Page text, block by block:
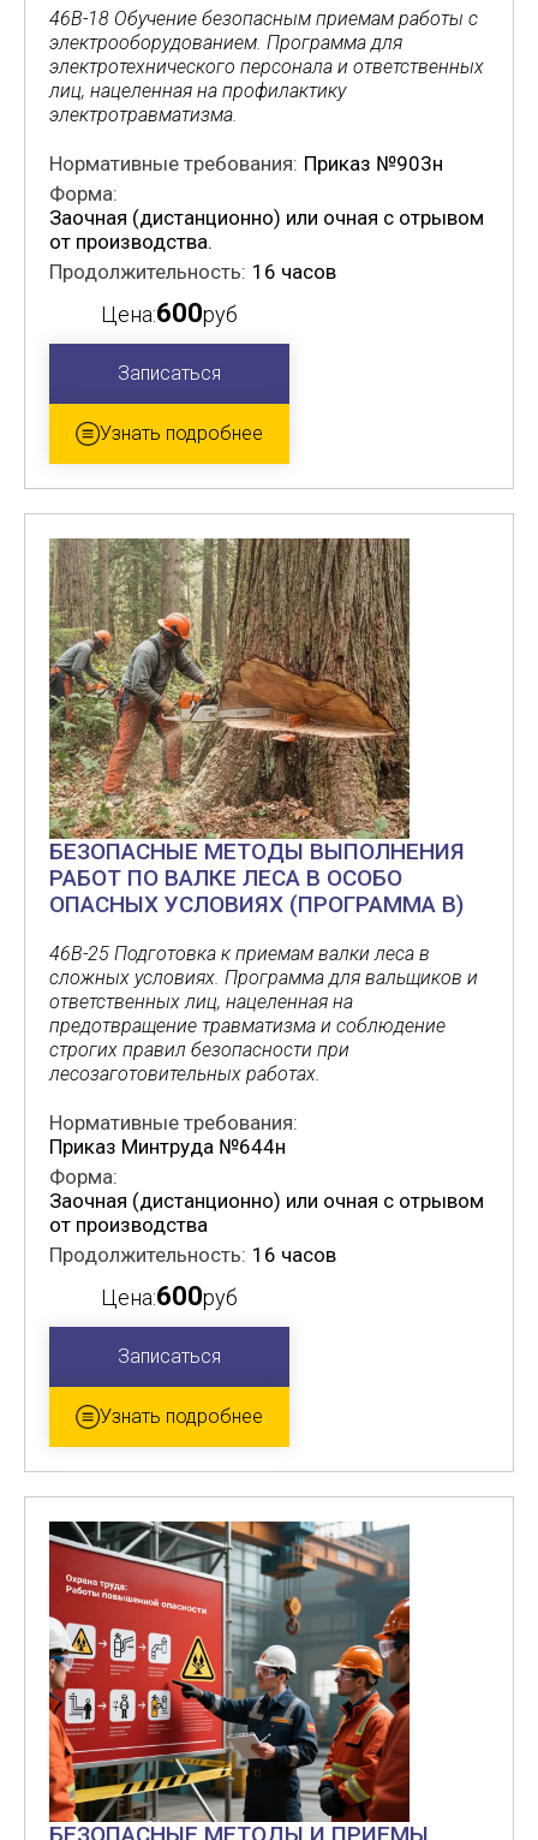
46В-18 Обучение безопасным приемам работы с
электрооборудованием. Программа для
электротехнического персонала и ответственных
лиц, нацеленная на профилактику
электротравматизма.
Нормативные требования: Приказ №903н
Форма:
Заочная (дистанционно) или очная с отрывом
от производства.
Продолжительность: 16 часов
Цена:600руб
Записаться
Узнать подробнее
БЕЗОПАСНЫЕ МЕТОДЫ ВЫПОЛНЕНИЯ
РАБОТ ПО ВАЛКЕ ЛЕСА В ОСОБО
ОПАСНЫХ УСЛОВИЯХ (ПРОГРАММА В)
46В-25 Подготовка к приемам валки леса в
сложных условиях. Программа для вальщиков и
ответственных лиц, нацеленная на
предотвращение травматизма и соблюдение
строгих правил безопасности при
лесозаготовительных работах.
Нормативные требования:
Приказ Минтруда №644н
Форма:
Заочная (дистанционно) или очная с отрывом
от производства
Продолжительность: 16 часов
Цена:600руб
Записаться
Узнать подробнее